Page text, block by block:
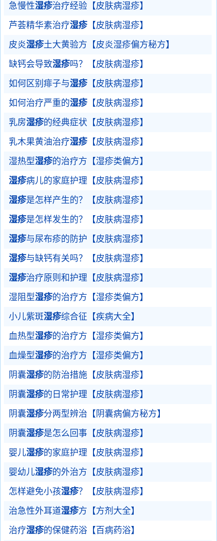
急慢性湿疹治疗经验【皮肤病湿疹】
芦荟精华素治疗湿疹【皮肤病湿疹】
皮炎湿疹土大黄验方【皮炎湿疹偏方秘方】
缺钙会导致湿疹吗？【皮肤病湿疹】
如何区别痱子与湿疹【皮肤病湿疹】
如何治疗严重的湿疹【皮肤病湿疹】
乳房湿疹的经典症状【皮肤病湿疹】
乳木果黄油治疗湿疹【皮肤病湿疹】
湿热型湿疹的治疗方【湿疹类偏方】
湿疹病儿的家庭护理【皮肤病湿疹】
湿疹是怎样产生的？【皮肤病湿疹】
湿疹是怎样发生的？【皮肤病湿疹】
湿疹与尿布疹的防护【皮肤病湿疹】
湿疹与缺钙有关吗？【皮肤病湿疹】
湿疹治疗原则和护理【皮肤病湿疹】
湿阻型湿疹的治疗方【湿疹类偏方】
小儿紫斑湿疹综合征【疾病大全】
血热型湿疹的治疗方【湿疹类偏方】
血燥型湿疹的治疗方【湿疹类偏方】
阴囊湿疹的防治措施【皮肤病湿疹】
阴囊湿疹的日常护理【皮肤病湿疹】
阴囊湿疹分两型辨治【阴囊病偏方秘方】
阴囊湿疹是怎么回事【皮肤病湿疹】
婴儿湿疹的家庭护理【皮肤病湿疹】
婴幼儿湿疹的外治方【皮肤病湿疹】
怎样避免小孩湿疹？【皮肤病湿疹】
治急性外耳道湿疹方【方剂大全】
治疗湿疹的保健药浴【百病药浴】